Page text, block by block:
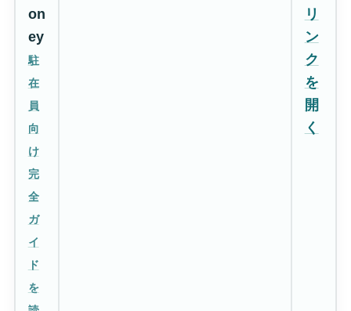
on
ey
駐
在
員
向
け
完
全
ガ
イ
ド
を
リ
ン
ク
を
開
く